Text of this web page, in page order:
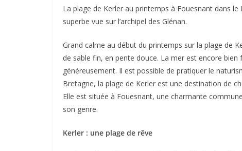
La plage de Kerler au printemps à Fouesnant dans
superbe vue sur l’archipel des Glénan.
Grand calme au début du printemps sur la plage de
de sable fin, en pente douce. La mer est encore
généreusement. Il est possible de pratiquer le
Bretagne, la plage de Kerler est une destination de
Elle est située à Fouesnant, une charmante
son genre.
Kerler : une plage de rêve